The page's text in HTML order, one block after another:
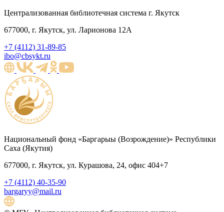
Централизованная библиотечная система г. Якутск
677000, г. Якутск, ул. Ларионова 12А
+7 (4112) 31-89-85
ibo@cbsykt.ru
Национальный фонд «Баргарыы (Возрождение)» Республики
Саха (Якутия)
677000, г. Якутск, ул. Курашова, 24, офис 404+7
+7 (4112) 40-35-90
bargaryy@mail.ru